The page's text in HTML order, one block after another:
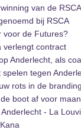
van de
bij RSCA
voor de Futures?
verlengt contract
Anderlecht, als
tegen
rots in de
boot af voor
- La